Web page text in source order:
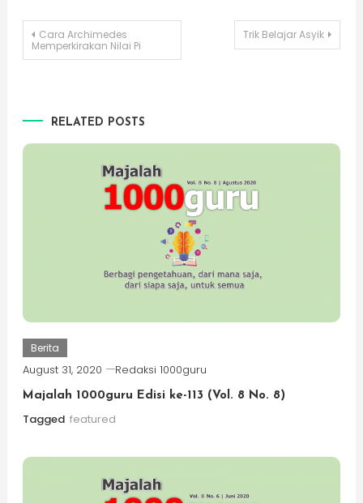
Post
Cara Archimedes
Memperkirakan Nilai Pi
Trik Belajar Asyik
RELATED POSTS
Berita
August 31, 2020 Redaksi 1000guru
Majalah 1000guru Edisi ke-113 (Vol. 8 No. 8)
Tagged featured